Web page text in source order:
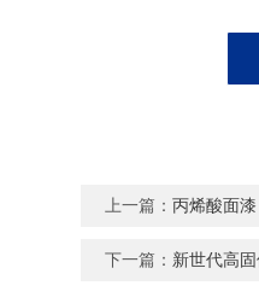
上一篇：丙烯酸面
下一篇： 新世代高